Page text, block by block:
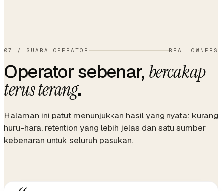
07 / SUARA OPERATOR REAL OWNERS
Operator sebenar, bercakap
terus terang.
Halaman ini patut menunjukkan hasil yang nyata: kurang
huru-hara, retention yang lebih jelas dan satu sumber
kebenaran untuk seluruh pasukan.